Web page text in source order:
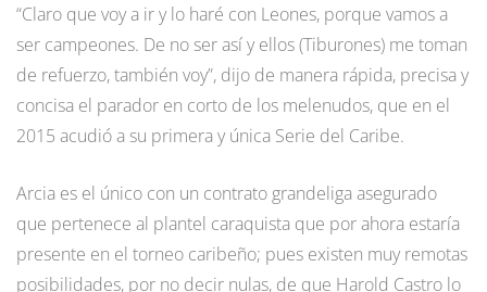
“Claro que voy a ir y lo haré con Leones, porque vamos a
ser campeones. De no ser así y ellos (Tiburones) me toman
de refuerzo, también voy”, dijo de manera rápida, precisa y
concisa el parador en corto de los melenudos, que en el
2015 acudió a su primera y única Serie del Caribe.
Arcia es el único con un contrato grandeliga asegurado
que pertenece al plantel caraquista que por ahora estaría
presente en el torneo caribeño; pues existen muy remotas
posibilidades, por no decir nulas, de que Harold Castro lo